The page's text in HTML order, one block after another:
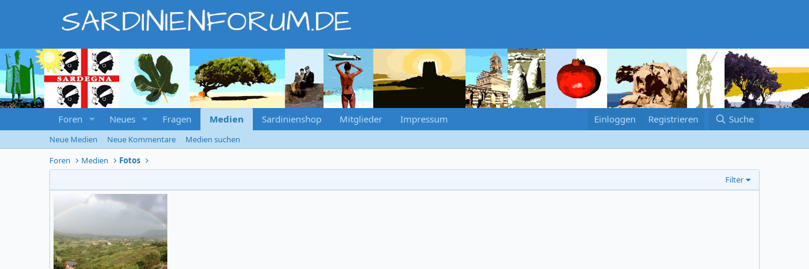
SARDINIENFORUM.DE
Foren Neues Fragen Medien Sardinienshop Mitglieder Impressum Einloggen Registrieren Suche
Neue Medien Neue Kommentare
Medien suchen
Foren
Medien
Fotos
Filter